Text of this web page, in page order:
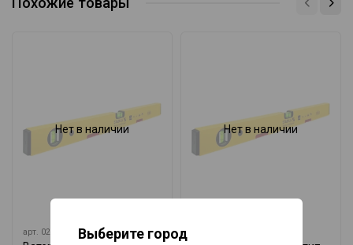
Выберите город
Нет в наличии
арт. 02143
Нет в наличии